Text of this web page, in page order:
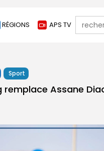
RÉGIONS APS TV
Search
for:
Sport
remplace Assane